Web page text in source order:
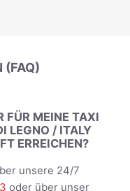
(FAQ)
FÜR MEINE TAXI
LEGNO / ITALY
ERREICHEN?
unsere 24/7
oder über unser